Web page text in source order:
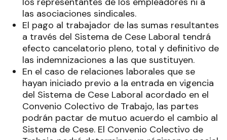
las asociaciones sindicales.
El pago al trabajador de las sumas resultantes
a través del Sistema de Cese Laboral tendrá
efecto cancelatorio pleno, total y definitivo de
las indemnizaciones a las que sustituyen.
En el caso de relaciones laborales que se
hayan iniciado previo a la entrada en vigencia
del Sistema de Cese Laboral acordado en el
Convenio Colectivo de Trabajo, las partes
podrán pactar de mutuo acuerdo el cambio al
Sistema de Cese. El Convenio Colectivo de